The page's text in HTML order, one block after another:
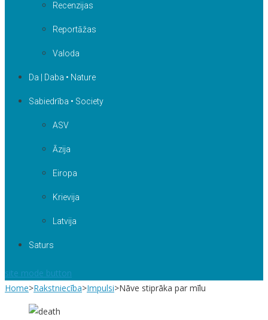
Recenzijas
Reportāžas
Valoda
Da | Daba • Nature
Sabiedrība • Society
ASV
Āzija
Eiropa
Krievija
Latvija
Saturs
site mode button
Home>Rakstniecība>Impulsi>Nāve stiprāka par mīlu